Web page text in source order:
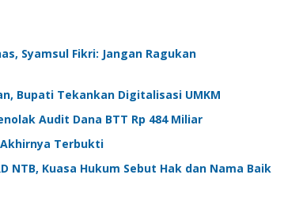
Syamsul Fikri: Jangan Ragukan
Bupati Tekankan Digitalisasi UMKM
Audit Dana BTT Rp 484 Miliar
Akhirnya Terbukti
NTB, Kuasa Hukum Sebut Hak dan Nama Baik